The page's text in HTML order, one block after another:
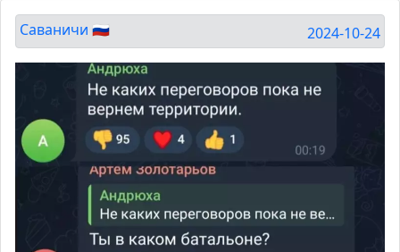
Саваничи 🇷🇺 2024-10-24